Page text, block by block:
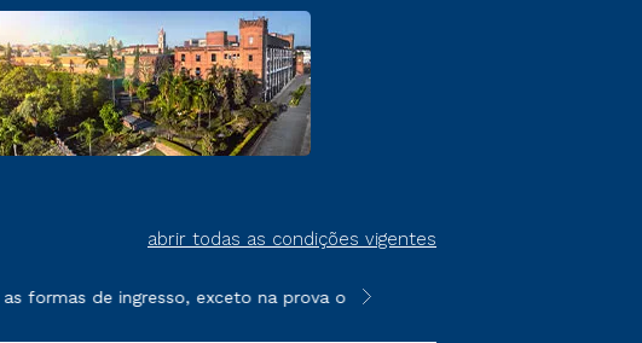
abrir todas as condições vigentes
de ingresso, exceto na prova on-line ou agendada, que ofertam
**Semipresencial é um formato do